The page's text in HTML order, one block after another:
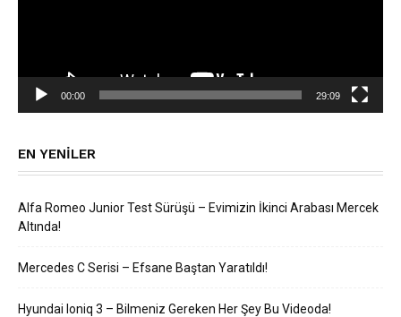
00:00 29:09
EN YENILER
Alfa Romeo Junior Test Sürüşü – Evimizin İkinci Arabası Mercek
Altında!
Mercedes C Serisi – Efsane Baştan Yaratıldı!
Hyundai Ioniq 3 – Bilmeniz Gereken Her Şey Bu Videoda!